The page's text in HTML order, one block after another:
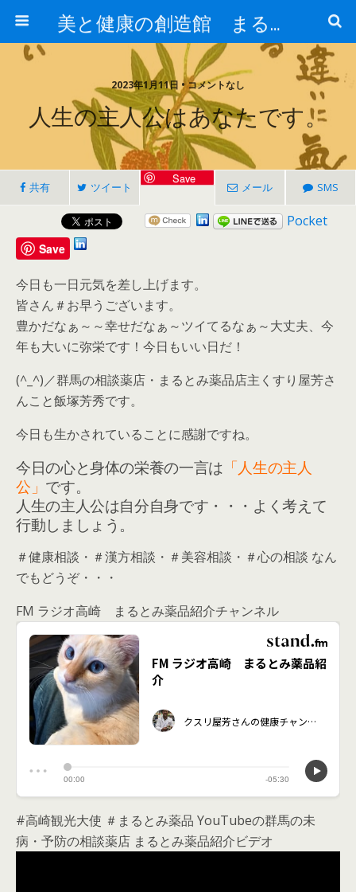
美と健康の創造館 まるとみ薬品 ぐんまの薬屋 芳さんのブログ
2023年1月11日 • コメントなし
人生の主人公はあなたです。
共有 ツイート
Save
メール SMS
Pocket
Save
今日も一日元気を差し上げます。
皆さん＃お早うございます。
豊かだなぁ～～幸せだなぁ～ツイてるなぁ～大丈夫、今
年も大いに弥栄です！今日もいい日だ！
(^_^)／群馬の相談薬店・まるとみ薬品店主くすり屋芳さ
んこと飯塚芳秀です。
今日も生かされていることに感謝ですね。
今日の心と身体の栄養の一言は 「人生の主人
公」 です。
人生の主人公は自分自身です・・・よく考えて
行動しましょう。
＃健康相談・＃漢方相談・＃美容相談・＃心の相談 なん
でもどうぞ・・・
FM ラジオ高崎 まるとみ薬品紹介チャンネル
#高崎観光大使 ＃まるとみ薬品 YouTubeの群馬の未
病・予防の相談薬店 まるとみ薬品紹介ビデオ